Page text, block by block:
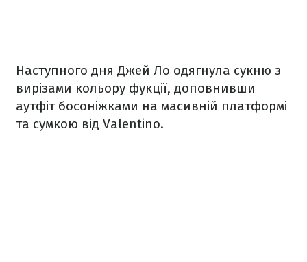
Наступного дня Джей Ло одягнула сукню з
вирізами кольору фукції, доповнивши
аутфіт босоніжками на масивній платформі
та сумкою від Valentino.